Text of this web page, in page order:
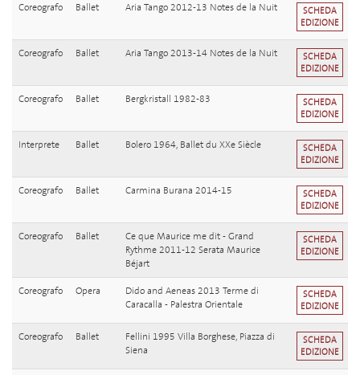
Coreografo Ballet Aria Tango 2012-13 Notes de la Nuit
SCHEDA
EDIZIONE
Coreografo Ballet Aria Tango 2013-14 Notes de la Nuit
SCHEDA
EDIZIONE
Coreografo Ballet Bergkristall 1982-83
SCHEDA
EDIZIONE
Interprete Ballet Bolero 1964, Ballet du XXe Siècle
SCHEDA
EDIZIONE
Coreografo Ballet Carmina Burana 2014-15
SCHEDA
EDIZIONE
Coreografo Ballet
Ce que Maurice me dit - Grand
Rythme 2011-12 Serata Maurice
Béjart
SCHEDA
EDIZIONE
Coreografo Opera
Dido and Aeneas 2013 Terme di
Caracalla - Palestra Orientale
SCHEDA
EDIZIONE
Coreografo Ballet
Fellini 1995 Villa Borghese, Piazza di
Siena
SCHEDA
EDIZIONE